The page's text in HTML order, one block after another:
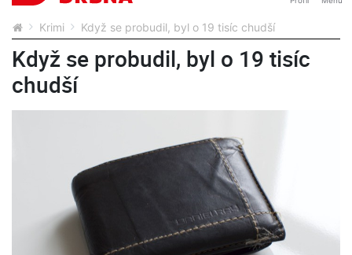
Krimi Když se probudil, byl o 19 tisíc chudší
Když se probudil, byl o 19 tisíc
chudší